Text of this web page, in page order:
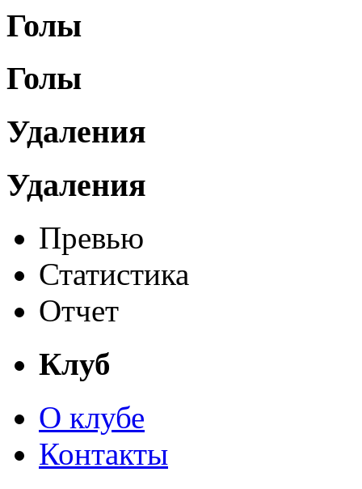
Голы
Голы
Удаления
Удаления
Превью
Статистика
Отчет
Клуб
О клубе
Контакты